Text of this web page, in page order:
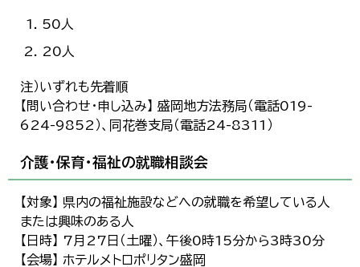
50人
20人
注）いずれも先着順
【問い合わせ・申し込み】 盛岡地方法務局（電話019-
624-9852）、同花巻支局（電話24-8311）
介護・保育・福祉の就職相談会
【対象】 県内の福祉施設などへの就職を希望している人
または興味のある人
【日時】 7月27日（土曜）、午後0時15分から3時30分
【会場】 ホテルメトロポリタン盛岡